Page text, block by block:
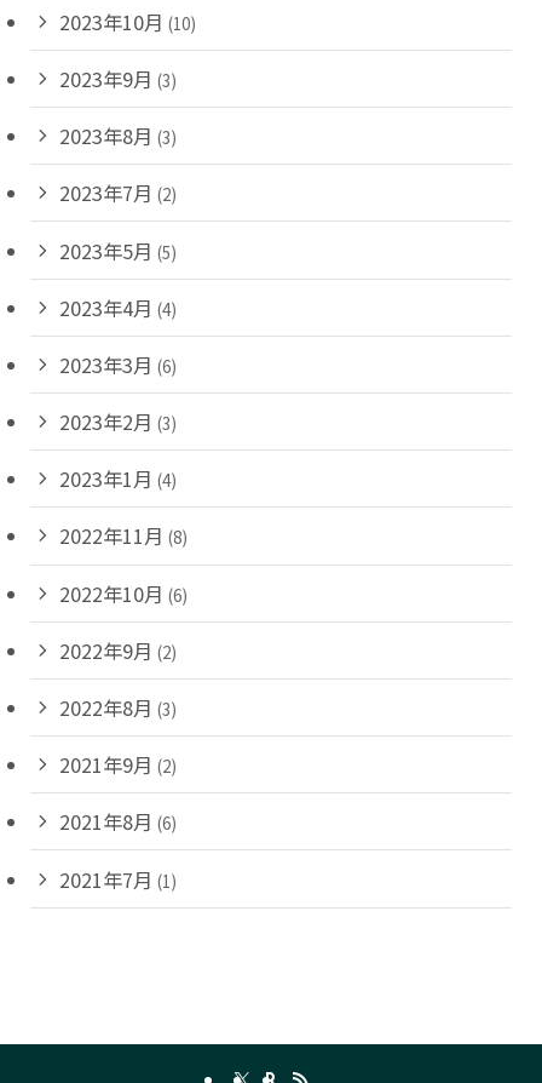
2023年10月 (10)
2023年9月 (3)
2023年8月 (3)
2023年7月 (2)
2023年5月 (5)
2023年4月 (4)
2023年3月 (6)
2023年2月 (3)
2023年1月 (4)
2022年11月 (8)
2022年10月 (6)
2022年9月 (2)
2022年8月 (3)
2021年9月 (2)
2021年8月 (6)
2021年7月 (1)